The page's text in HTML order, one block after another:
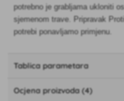
potrebno je grabljama ukloniti
sjemenom trave. Pripravak
potrebi ponavljamo primjenu.
Tablica parametara
Ocjena proizvoda (4)